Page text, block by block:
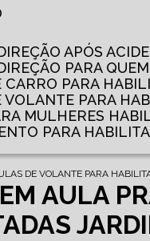
APÓS
PARA
CARRO PARA
VOLANTE PARA
MULHERES
PARA
DE VOLANTE PARA
AULA